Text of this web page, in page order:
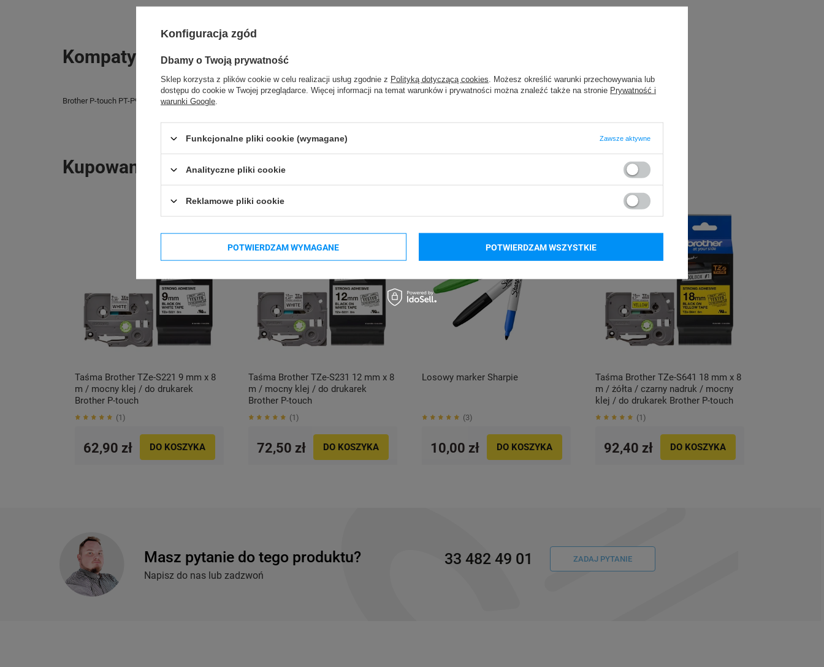
Kompatybilne urządzenia
Brother P-touch PT-P950NW Brother P-touch PT-P900Wc
Kupowane razem
Taśma Brother TZe-S221 9 mm x 8
m / mocny klej / do drukarek
Brother P-touch
1
62,90 zł DO KOSZYKA
Taśma Brother TZe-S231 12 mm x 8
m / mocny klej / do drukarek
Brother P-touch
1
72,50 zł DO KOSZYKA
Losowy marker Sharpie
3
10,00 zł DO KOSZYKA
Taśma Brother TZe-S641 18 mm x 8
m / żółta / czarny nadruk / mocny
klej / do drukarek Brother P-touch
1
92,40 zł DO KOSZYKA
Masz pytanie do tego produktu?
Napisz do nas lub zadzwoń
33 482 49 01 ZADAJ PYTANIE
Konfiguracja zgód
Dbamy o Twoją prywatność
Sklep korzysta z plików cookie w celu realizacji usług zgodnie z Polityką dotyczącą cookies . Możesz określić warunki przechowywania lub
dostępu do cookie w Twojej przeglądarce. Więcej informacji na temat warunków i prywatności można znaleźć także na stronie Prywatność i
warunki Google
Funkcjonalne pliki cookie (wymagane) Zawsze aktywne
Analityczne pliki cookie
Reklamowe pliki cookie
POTWIERDZAM WYMAGANE POTWIERDZAM WSZYSTKIE